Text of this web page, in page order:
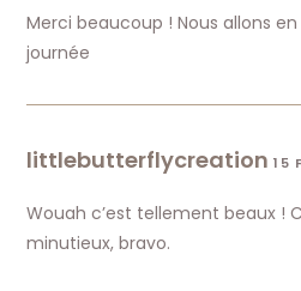
Merci beaucoup ! Nous allons
journée
littlebutterflycreation 15
Wouah c’est tellement beaux !
minutieux, bravo.